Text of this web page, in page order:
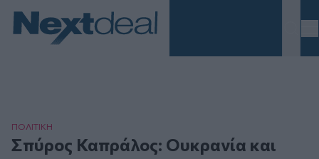
ΠΟΛΙΤΙΚΗ
Σπύρος Καπράλος: Ουκρανία και